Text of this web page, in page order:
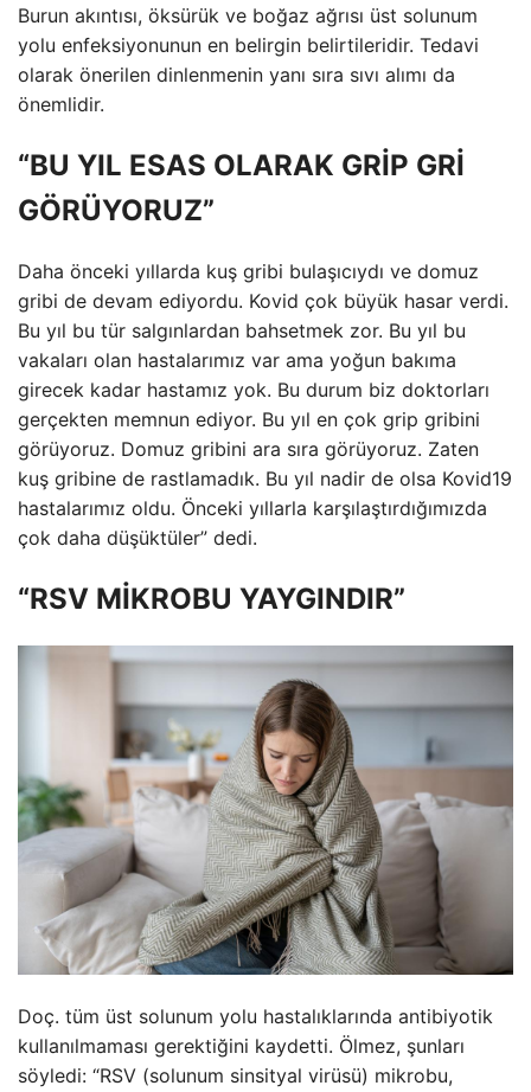
Burun akıntısı, öksürük ve boğaz ağrısı üst solunum
yolu enfeksiyonunun en belirgin belirtileridir. Tedavi
olarak önerilen dinlenmenin yanı sıra sıvı alımı da
önemlidir.
“BU YIL ESAS OLARAK GRİP GRİ
GÖRÜYORUZ”
Daha önceki yıllarda kuş gribi bulaşıcıydı ve domuz
gribi de devam ediyordu. Kovid çok büyük hasar verdi.
Bu yıl bu tür salgınlardan bahsetmek zor. Bu yıl bu
vakaları olan hastalarımız var ama yoğun bakıma
girecek kadar hastamız yok. Bu durum biz doktorları
gerçekten memnun ediyor. Bu yıl en çok grip gribini
görüyoruz. Domuz gribini ara sıra görüyoruz. Zaten
kuş gribine de rastlamadık. Bu yıl nadir de olsa Kovid19
hastalarımız oldu. Önceki yıllarla karşılaştırdığımızda
çok daha düşüktüler” dedi.
“RSV MİKROBU YAYGINDIR”
Doç. tüm üst solunum yolu hastalıklarında antibiyotik
kullanılmaması gerektiğini kaydetti. Ölmez, şunları
söyledi: “RSV (solunum sinsityal virüsü) mikrobu,